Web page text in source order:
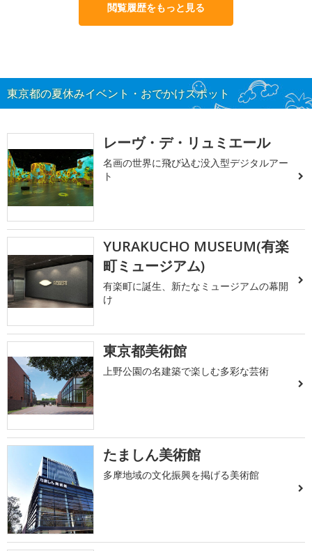
閲覧履歴をもっと見る
東京都の夏休みイベント・おでかけスポット
レーヴ・デ・リュミエール
名画の世界に飛び込む没入型デジタルアー
ト
YURAKUCHO MUSEUM(有楽
町ミュージアム)
有楽町に誕生、新たなミュージアムの幕開
け
東京都美術館
上野公園の名建築で楽しむ多彩な芸術
たましん美術館
多摩地域の文化振興を掲げる美術館